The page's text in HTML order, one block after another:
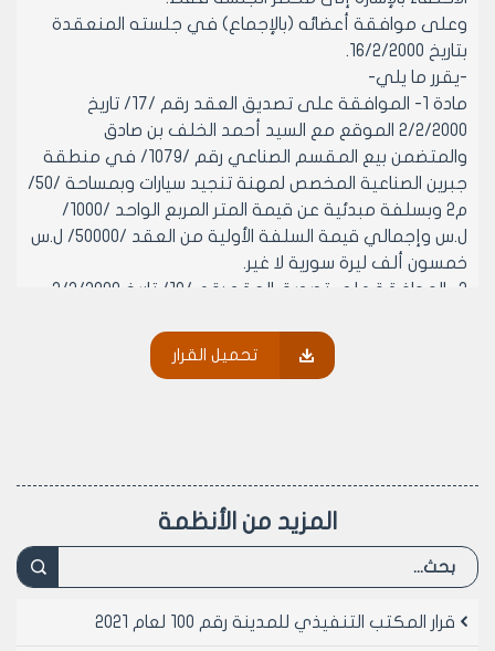
وعلى موافقة أعضائه (بالإجماع) في جلسته المنعقدة
بتاريخ 16/2/2000.
-يقرر ما يلي-
مادة 1- الموافقة على تصديق العقد رقم /17/ تاريخ
2/2/2000 الموقع مع السيد أحمد الخلف بن صادق
والمتضمن بيع المقسم الصناعي رقم /1079/ في منطقة
جبرين الصناعية المخصص لمهنة تنجيد سيارات وبمساحة /50/
م2 وبسلفة مبدئية عن قيمة المتر المربع الواحد /1000/
ل.س وإجمالي قيمة السلفة الأولية من العقد /50000/ ل.س
خمسون ألف ليرة سورية لا غير.
2- الموافقة على تصديق العقد رقم /18/ تاريخ 2/2/2000
الصناعي رقم /178/ في منطقة الشقيف الصناعية والبالغة
مساحته/250/ م2 وبسعر نهائي للمتر المربع الواحد
عبد الرحمن بن شحادة والمتضمن بيع فضلة الطريق أمام
ل.س ستمائة واثني عشر ألفاً وخمسمائة ليرة سورية لا غير.
تحميل القرار
المزيد من الأنظمة
قرار المكتب التنفيذي للمدينة رقم 100 لعام 2021